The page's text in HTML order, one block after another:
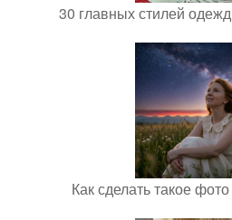
30 главных стилей
Как сделать такое